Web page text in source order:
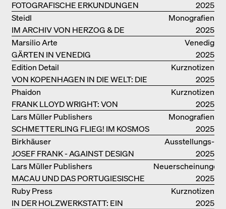
FOTOGRAFISCHE ERKUNDUNGEN
VON DENISE SCOTT BROWN
2025
Monografien
IM ARCHIV VON HERZOG & DE
MEURON
Steidl
2025
Venedig
GÄRTEN IN VENEDIG
Marsilio Arte
2025
Kurznotizen
VON KOPENHAGEN IN DIE WELT: DIE
BJARKE INGELS GROUP
Edition Detail
2025
Kurznotizen
FRANK LLOYD WRIGHT: VON
FALLINGWATER BIS ZUM ROBBIE
HOUSE
Phaidon
2025
Monografien
SCHMETTERLING FLIEG! IM KOSMOS
VON EOOS
Lars Müller Publishers
2025
Ausstellungs­
kataloge
JOSEF FRANK - AGAINST DESIGN
Birkhäuser
2025
Neuerscheinungen
MACAU UND DAS PORTUGIESISCHE
KOLONIALERBE IN CHINA
Lars Müller Publishers
2025
Kurznotizen
IN DER HOLZWERKSTATT: EIN
Ruby Press
2025